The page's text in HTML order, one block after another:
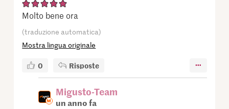
Molto bene ora
(traduzione automatica)
Mostra lingua originale
0 Risposte
Migusto-Team
un anno fa